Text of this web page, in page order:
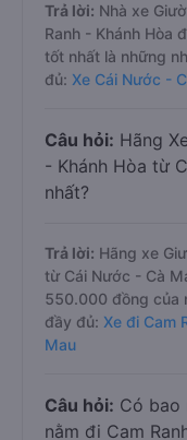
Trả lời: Nhà xe
Ranh - Khánh Hòa
tốt nhất là những
đủ: Xe Cái Nước -
Câu hỏi: Hãng
- Khánh Hòa từ
nhất?
Trả lời: Hãng xe
từ Cái Nước - Cà
550.000 đồng của
đầy đủ: Xe đi Cam
Mau
Câu hỏi: Có bao
nằm đi Cam